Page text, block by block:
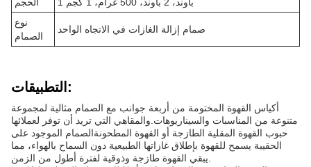
نوع
الصمام
صمام إزالة الغازات في الاتجاه الواحد
التطبيقات:
أكياس القهوة المختومة من أربعة جوانب مع الصمام مثالية لمجموعة
متنوعة من المناسبات والسيناريوهات.والمقاهي التي تريد أن توفر لعملائها
حبوب القهوة المقلية الطازجة أو القهوة المطحونةالصمام الموجود على
الحقيبة يسمح للقهوة بإطلاق غازاتها الطبيعية دون السماح بالهواء، مما